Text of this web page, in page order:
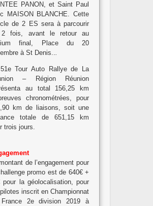
PANON, et Saint Paul
MAISON BLANCHE. Cette
de 2 ES sera à parcourir
fois, avant le retour au
final, Place du 20
à St Denis...
Tour Auto Rallye de La
– Région Réunion
au total 156,25 km
chronométrées, pour
km de liaisons, soit une
totale de 651,15 km
trois jours.
de l’engagement pour
promo est de 640€ +
pour la géolocalisation, pour
inscrit en Championnat
2e division 2019 à